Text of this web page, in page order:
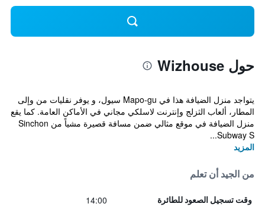
حول Wizhouse
يتواجد منزل الضيافة هذا في Mapo-gu سيول، و يوفر نقليات من وإلى
المطار، ألعاب الثزلج وإنترنت لاسلكي مجاني في الأماكن العامة. كما يقع
منزل الضيافة في موقع مثالي ضمن مسافة قصيرة مشياً من Sinchon
Subway S...
المزيد
من الجيد أن تعلم
وقت تسجيل الصعود للطائرة 14:00